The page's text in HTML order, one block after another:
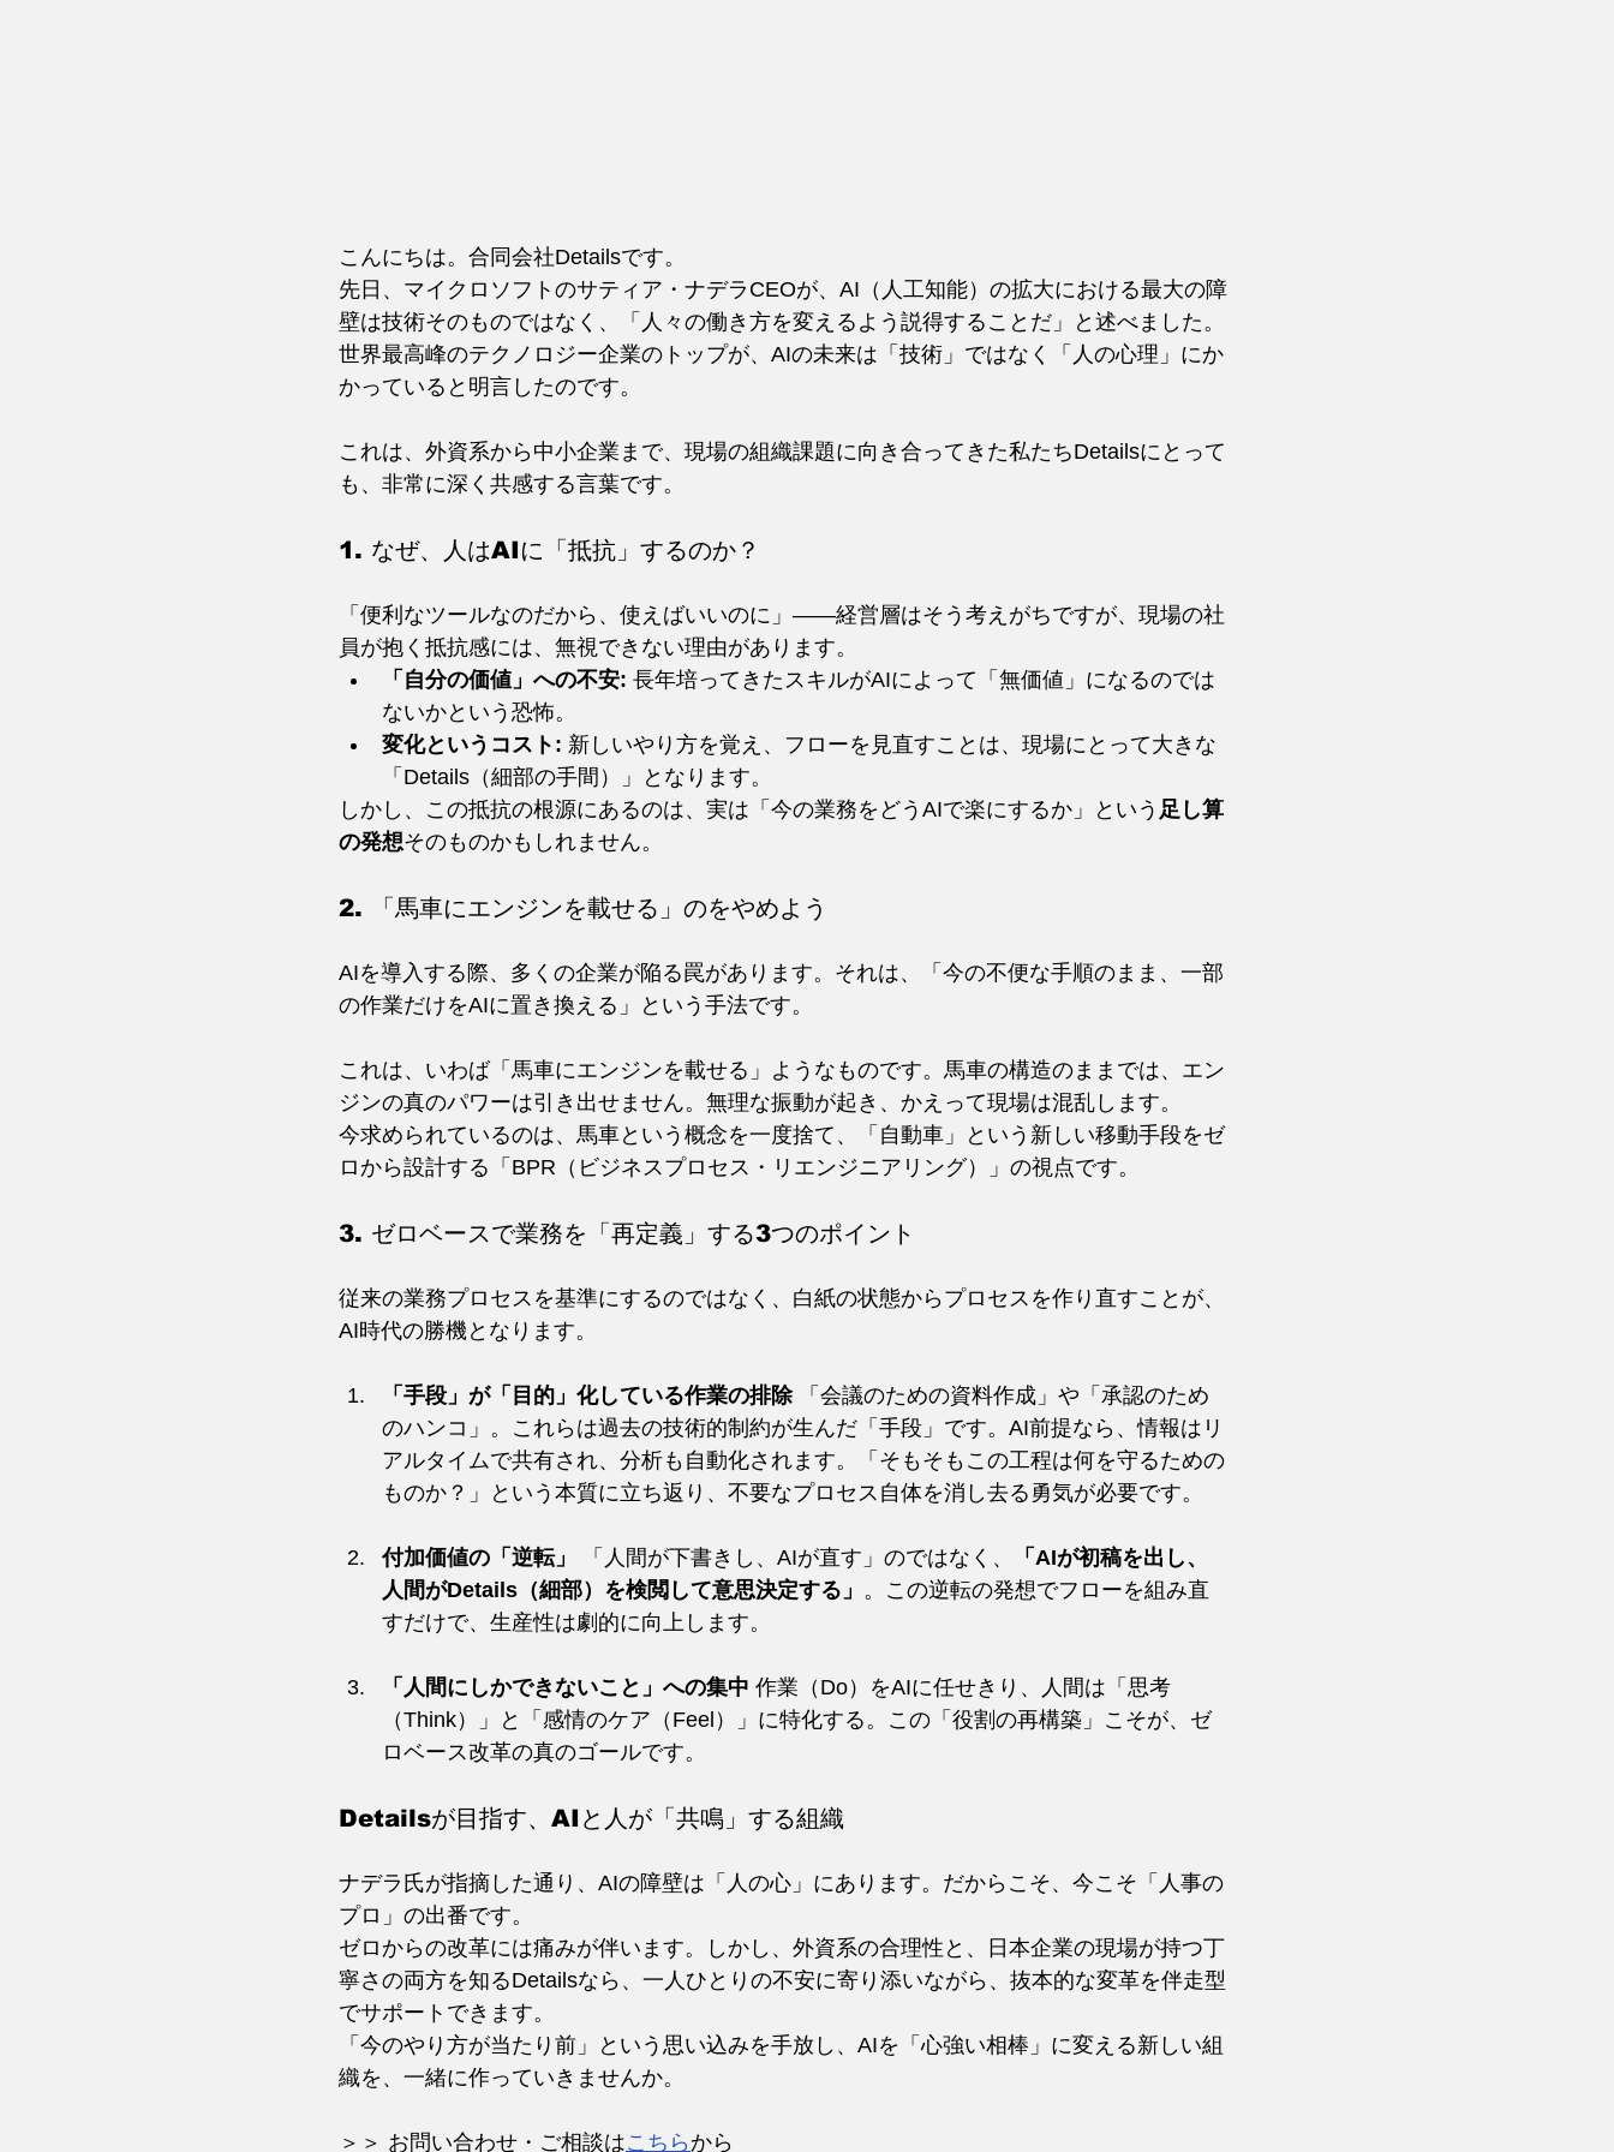
こんにちは。合同会社Detailsです。
先日、マイクロソフトのサティア・ナデラCEOが、AI（人工知能）の拡大における最大の障
壁は技術そのものではなく、「人々の働き方を変えるよう説得することだ」と述べました。
世界最高峰のテクノロジー企業のトップが、AIの未来は「技術」ではなく「人の心理」にか
かっていると明言したのです。
これは、外資系から中小企業まで、現場の組織課題に向き合ってきた私たちDetailsにとって
も、非常に深く共感する言葉です。
1. なぜ、人はAIに「抵抗」するのか？
「便利なツールなのだから、使えばいいのに」——経営層はそう考えがちですが、現場の社
員が抱く抵抗感には、無視できない理由があります。
「自分の価値」への不安: 長年培ってきたスキルがAIによって「無価値」になるのでは
ないかという恐怖。
変化というコスト: 新しいやり方を覚え、フローを見直すことは、現場にとって大きな
「Details（細部の手間）」となります。
しかし、この抵抗の根源にあるのは、実は「今の業務をどうAIで楽にするか」という 足し算
の発想そのものかもしれません。
2. 「馬車にエンジンを載せる」のをやめよう
AIを導入する際、多くの企業が陥る罠があります。それは、「今の不便な手順のまま、一部
の作業だけをAIに置き換える」という手法です。
これは、いわば「馬車にエンジンを載せる」ようなものです。馬車の構造のままでは、エン
ジンの真のパワーは引き出せません。無理な振動が起き、かえって現場は混乱します。
今求められているのは、馬車という概念を一度捨て、「自動車」という新しい移動手段をゼ
ロから設計する「BPR（ビジネスプロセス・リエンジニアリング）」の視点です。
3. ゼロベースで業務を「再定義」する3つのポイント
従来の業務プロセスを基準にするのではなく、白紙の状態からプロセスを作り直すことが、
AI時代の勝機となります。
「手段」が「目的」化している作業の排除 「会議のための資料作成」や「承認のため
のハンコ」。これらは過去の技術的制約が生んだ「手段」です。AI前提なら、情報はリ
アルタイムで共有され、分析も自動化されます。「そもそもこの工程は何を守るための
ものか？」という本質に立ち返り、不要なプロセス自体を消し去る勇気が必要です。
付加価値の「逆転」 「人間が下書きし、AIが直す」のではなく、
「AIが初稿を出し、
人間がDetails（細部）を検閲して意思決定する」 。この逆転の発想でフローを組み直
すだけで、生産性は劇的に向上します。
「人間にしかできないこと」への集中 作業（Do）をAIに任せきり、人間は「思考
（Think）」と「感情のケア（Feel）」に特化する。この「役割の再構築」こそが、ゼ
ロベース改革の真のゴールです。
Detailsが目指す、AIと人が「共鳴」する組織
ナデラ氏が指摘した通り、AIの障壁は「人の心」にあります。だからこそ、今こそ「人事の
プロ」の出番です。
ゼロからの改革には痛みが伴います。しかし、外資系の合理性と、日本企業の現場が持つ丁
寧さの両方を知るDetailsなら、一人ひとりの不安に寄り添いながら、抜本的な変革を伴走型
でサポートできます。
「今のやり方が当たり前」という思い込みを手放し、AIを「心強い相棒」に変える新しい組
織を、一緒に作っていきませんか。
＞＞ お問い合わせ・ご相談はこちらから